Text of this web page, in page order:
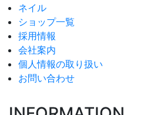
ネイル
ショップ一覧
採用情報
会社案内
個人情報の取り扱い
お問い合わせ